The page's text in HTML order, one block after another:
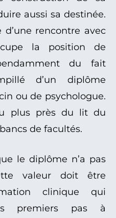
aussi sa destinée.
rencontre avec
la position de
du fait
d’un diplôme
ou de psychologue.
plus près du lit du
de facultés.
le diplôme n’a pas
valeur doit être
clinique qui
premiers pas à